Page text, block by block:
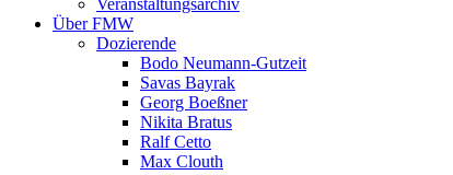
Veranstaltungsarchiv
Über FMW
Dozierende
Bodo Neumann-Gutzeit
Savas Bayrak
Georg Boeßner
Nikita Bratus
Ralf Cetto
Max Clouth